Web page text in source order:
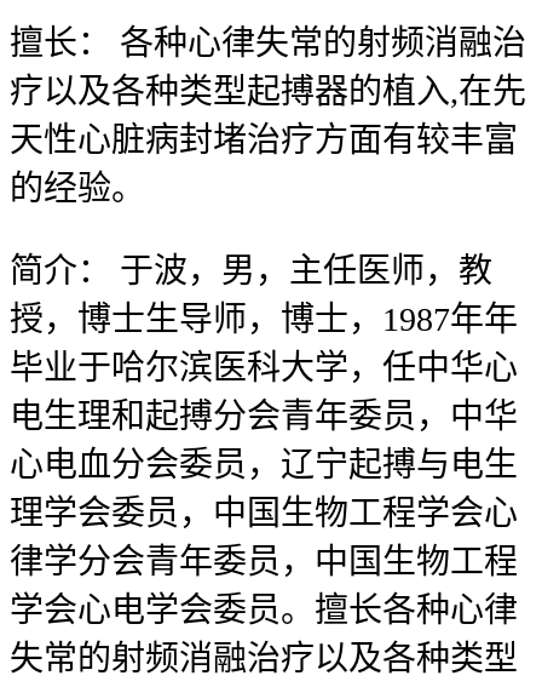
擅长：
各种心律失常的射频消融治
疗以及各种类型起搏器的植入,在先
天性心脏病封堵治疗方面有较丰富
的经验。
简介：
于波，男，主任医师，教
授，博士生导师，博士，1987年年
毕业于哈尔滨医科大学，任中华心
电生理和起搏分会青年委员，中华
心电血分会委员，辽宁起搏与电生
理学会委员，中国生物工程学会心
律学分会青年委员，中国生物工程
学会心电学会委员。擅长各种心律
失常的射频消融治疗以及各种类型